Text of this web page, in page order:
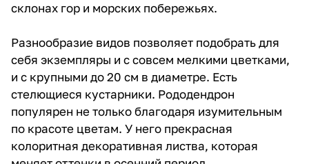
склонах гор и морских побережьях.
Разнообразие видов позволяет подобрать для
себя экземпляры и с совсем мелкими цветками,
и с крупными до 20 см в диаметре. Есть
стелющиеся кустарники. Рододендрон
популярен не только благодаря изумительным
по красоте цветам. У него прекрасная
колоритная декоративная листва, которая